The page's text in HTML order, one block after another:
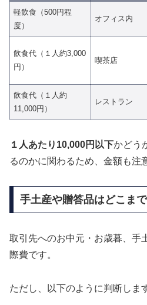
軽飲食（500円程
度）
オフィス内
飲食代（１人約3,000
円）
喫茶店
飲食代（１人約
11,000円）
レストラン
１人あたり10,000円以下かどう
るのかに関わるため、金額も注
手土産や贈答品はどこま
取引先へのお中元・お歳暮、手
際費です。
ただし、以下のように判断しま